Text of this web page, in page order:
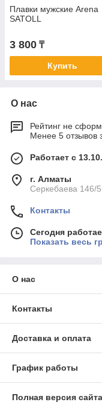
Плавки мужские Arena
SATOLL
3 800 ₸
Купить
О нас
Рейтинг не
Менее 5 отзывов
Работает с
г. Алматы
Серкебаева 146/
Контакты
Сегодня
Показать весь
О нас
Контакты
Доставка и оплата
График работы
Полная версия сайта